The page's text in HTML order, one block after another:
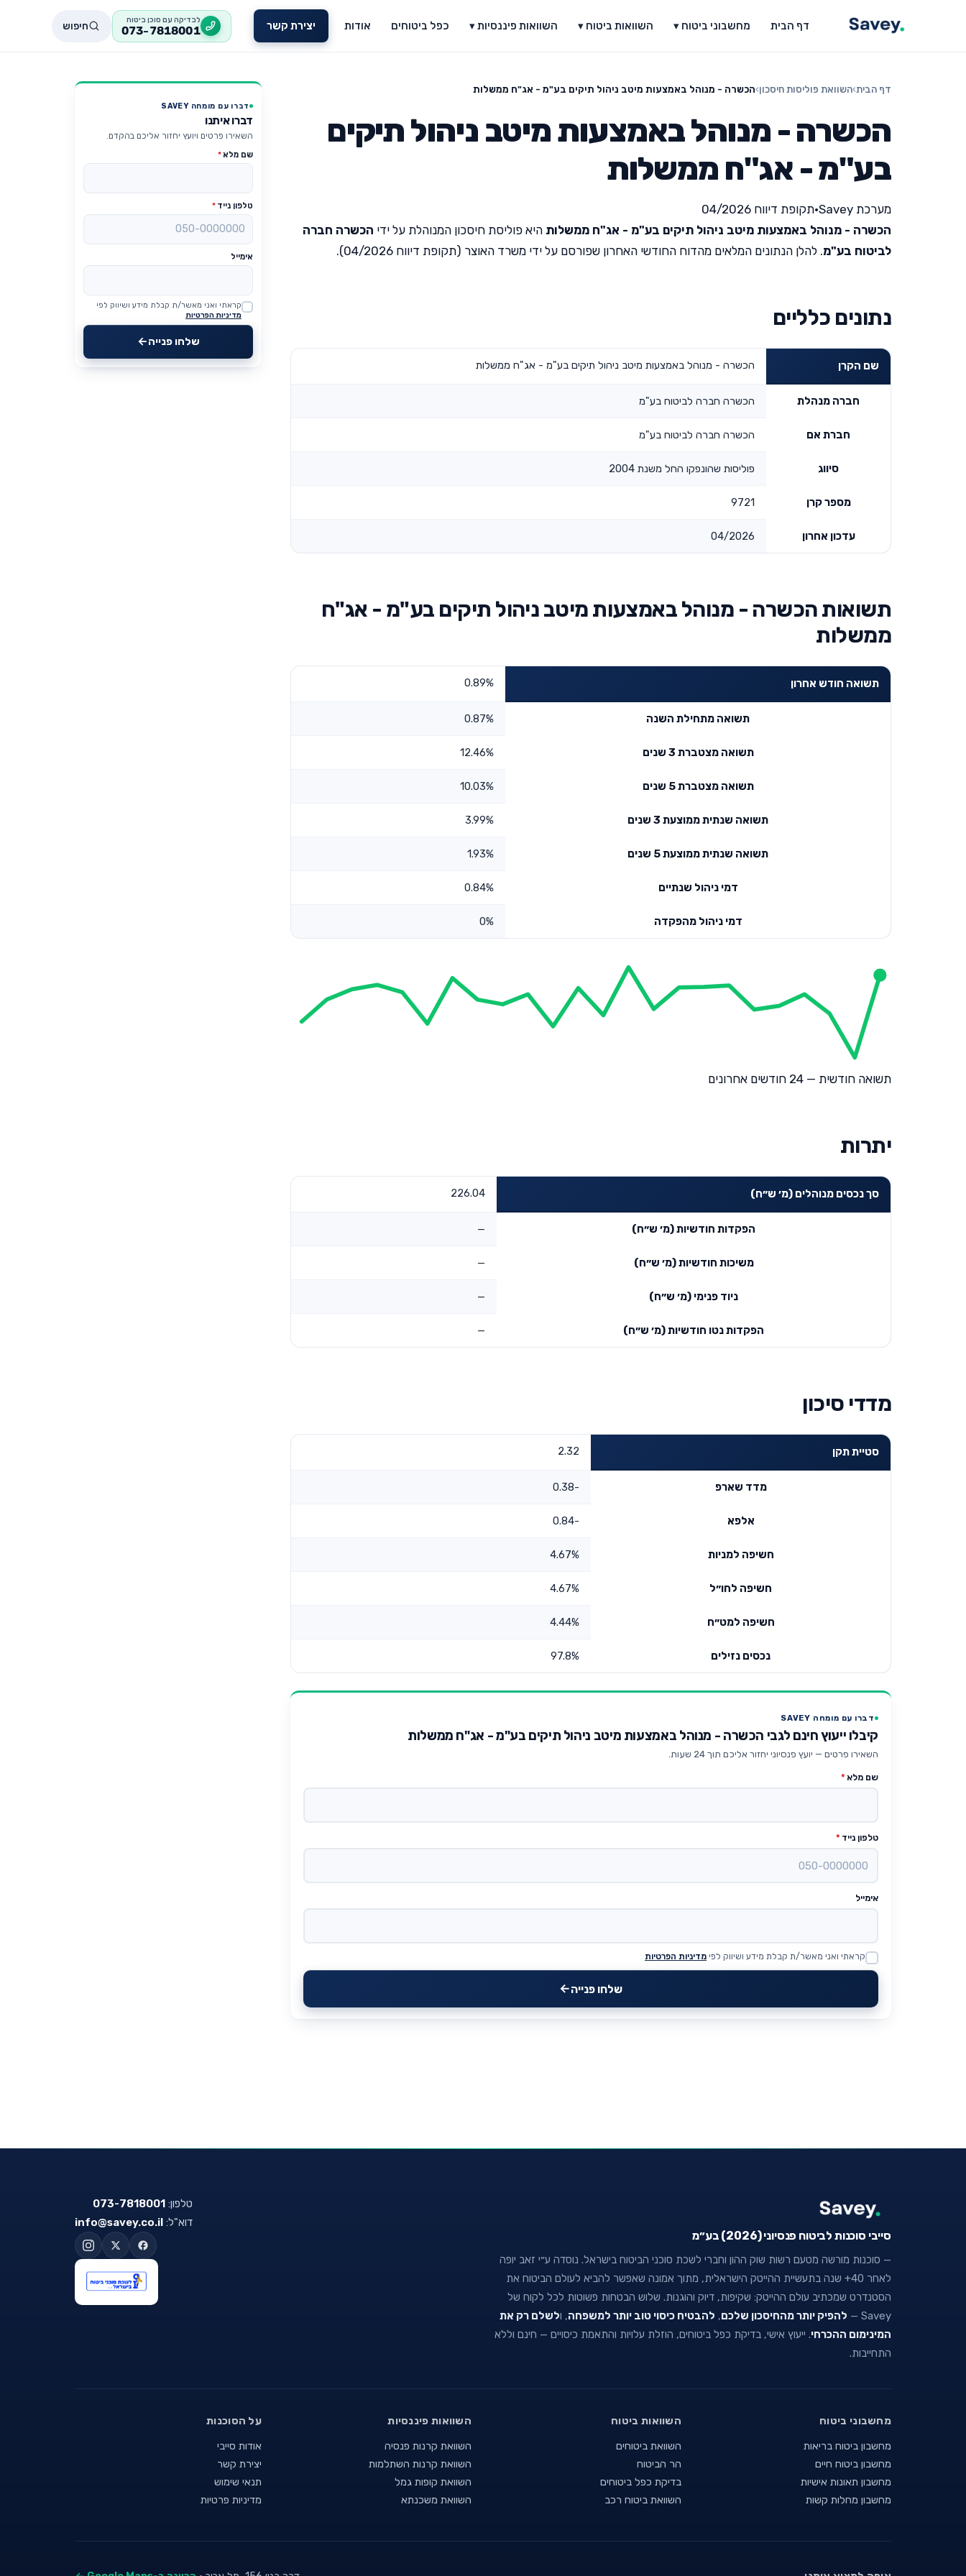
דף הבית מחשבוני ביטוח ▾ השוואות ביטוח ▾ השוואות פיננסיות ▾ כפל ביטוחים אודות יצירת קשר לבדיקה עם סוכן ביטוח
073-7818001 חיפוש
דף הבית›השוואת פוליסות חיסכון›הכשרה - מנוהל באמצעות מיטב ניהול תיקים בע"מ - אג"ח ממשלות
הכשרה - מנוהל באמצעות מיטב ניהול תיקים
בע"מ - אג"ח ממשלות
מערכת Savey •תקופת דיווח 04/2026
הכשרה - מנוהל באמצעות מיטב ניהול תיקים בע"מ - אג"ח ממשלות היא פוליסת חיסכון המנוהלת על ידי הכשרה חברה
לביטוח בע"מ. להלן הנתונים המלאים מהדוח החודשי האחרון שפורסם על ידי משרד האוצר (תקופת דיווח 04/2026).
נתונים כלליים
שם הקרן הכשרה - מנוהל באמצעות מיטב ניהול תיקים בע"מ - אג"ח ממשלות
חברה מנהלת הכשרה חברה לביטוח בע"מ
חברת אם הכשרה חברה לביטוח בע"מ
סיווג פוליסות שהונפקו החל משנת 2004
מספר קרן 9721
עדכון אחרון 04/2026
תשואות הכשרה - מנוהל באמצעות מיטב ניהול תיקים בע"מ - אג"ח
ממשלות
תשואה חודש אחרון 0.89%
תשואה מתחילת השנה 0.87%
תשואה מצטברת 3 שנים 12.46%
תשואה מצטברת 5 שנים 10.03%
תשואה שנתית ממוצעת 3 שנים 3.99%
תשואה שנתית ממוצעת 5 שנים 1.93%
דמי ניהול שנתיים 0.84%
דמי ניהול מהפקדה 0%
תשואה חודשית — 24 חודשים אחרונים
יתרות
סך נכסים מנוהלים (מ׳ ש״ח) 226.04
הפקדות חודשיות (מ׳ ש״ח) —
משיכות חודשיות (מ׳ ש״ח) —
ניוד פנימי (מ׳ ש״ח) —
הפקדות נטו חודשיות (מ׳ ש״ח) —
מדדי סיכון
סטיית תקן 2.32
מדד שארפ -0.38
אלפא -0.84
חשיפה למניות 4.67%
חשיפה לחו״ל 4.67%
חשיפה למט״ח 4.44%
נכסים נזילים 97.8%
דברו עם מומחה SAVEY
קיבלו ייעוץ חינם לגבי הכשרה - מנוהל באמצעות מיטב ניהול תיקים בע"מ - אג"ח ממשלות
השאירו פרטים — יועץ פנסיוני יחזור אליכם תוך 24 שעות.
שם מלא *
טלפון נייד *
אימייל
Website
קראתי ואני מאשר/ת קבלת מידע ושיווק לפי מדיניות הפרטיות
שלחו פנייה
דברו עם מומחה SAVEY
דברו איתנו
השאירו פרטים ויועץ יחזור אליכם בהקדם.
שם מלא*
טלפון נייד *
אימייל
Website
קראתי ואני מאשר/ת קבלת מידע ושיווק לפי
מדיניות הפרטיות
שלחו פנייה
סייבי סוכנות לביטוח פנסיוני (2026) בע״מ
— סוכנות מורשה מטעם רשות שוק ההון וחברי לשכת סוכני הביטוח בישראל. נוסדה ע״י זאב יופה
לאחר 40+ שנה בתעשיית ההייטק הישראלית, מתוך אמונה שאפשר להביא לעולם הביטוח את
הסטנדרט שמכתיב עולם ההייטק: שקיפות, דיוק והוגנות. שלוש הבטחות פשוטות לכל לקוח של
Savey —
להפיק יותר מהחיסכון שלכם, להבטיח כיסוי טוב יותר למשפחה, ולשלם רק את
המינימום ההכרחי. ייעוץ אישי, בדיקת כפל ביטוחים, הוזלת עלויות והתאמת כיסויים — חינם וללא
התחייבות.
טלפון: 073-7818001
דוא"ל: info@savey.co.il
מחשבוני ביטוח
מחשבון ביטוח בריאות
מחשבון ביטוח חיים
מחשבון תאונות אישיות
מחשבון מחלות קשות
השוואות ביטוח
השוואת ביטוחים
הר הביטוח
בדיקת כפל ביטוחים
השוואת ביטוח רכב
השוואות פיננסיות
השוואת קרנות פנסיה
השוואת קרנות השתלמות
השוואת קופות גמל
השוואת משכנתא
על הסוכנות
אודות סייבי
יצירת קשר
תנאי שימוש
מדיניות פרטיות